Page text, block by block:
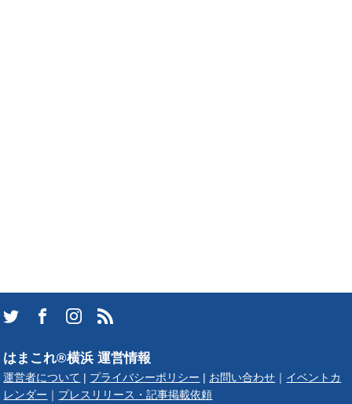
はまこれ®横浜 運営情報
運営者について プライバシーポリシー お問い合わせ
イベントカ
レンダー
プレスリリース・記事掲載依頼